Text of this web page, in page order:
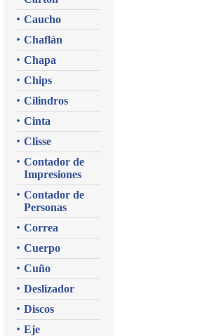
Caucho
Chaflán
Chapa
Chips
Cilindros
Cinta
Clisse
Contador de
Impresiones
Contador de
Personas
Correa
Cuerpo
Cuño
Deslizador
Discos
Eje